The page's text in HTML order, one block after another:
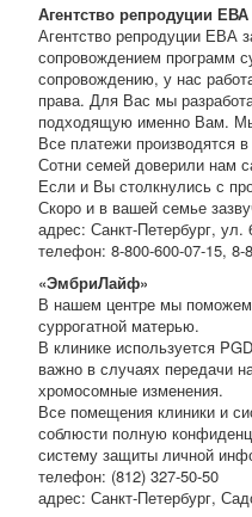
Агентство репродуции ЕВА
Агентство репродуции ЕВА
сопровождением программ
сопровождению, у нас
права. Для Вас мы
подходящую именно Вам.
Все платежи производятся
Сотни семей доверили нам
Если и Вы столкнулись с
Скоро и в вашей семье
адрес: Санкт-Петербург,
телефон: 8-800-600-07-15, 8-
«ЭмбриЛайф»
В нашем центре мы
суррогатной матерью.
В клинике используется
важно в случаях передачи
хромосомные изменения.
Все помещения клиники и
соблюсти полную
систему защиты личной
телефон: (812) 327-50-50
адрес: Санкт-Петербург,